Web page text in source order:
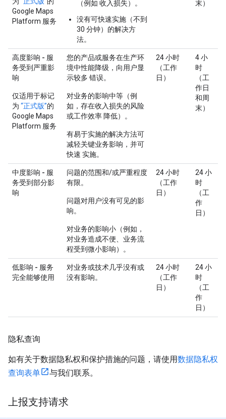
Google Maps
Platform 服务
（例如 收入损失）。
没有可快速实施（不到
30 分钟）的解决方
法。
末）
高度影响 - 服
务受到严重影
响
仅适用于标记
为 “正式版”的
Google Maps
Platform 服务
您的产品或服务在生产环
境中性能降级，向用户显
示较多 错误。
对业务的影响中等（例
如，存在收入损失的风险
或工作效率 降低）。
有易于实施的解决方法可
减轻关键业务影响，并可
快速 实施。
24 小时
（工作
日）
4 小
时
（工
作日
和周
末）
中度影响 - 服
务受到部分影
响
问题的范围和/或严重程度
有限。
问题对用户没有可见的影
响。
对业务的影响小（例如，
对业务造成不便、业务流
程受到微小影响）。
24 小时
（工作
日）
24 小
时
（工
作
日）
低影响 - 服务
完全能够使用
对业务或技术几乎没有或
没有影响。
24 小时
（工作
日）
24 小
时
（工
作
日）
隐私查询
如有关于数据隐私权和保护措施的问题，请使用数据隐私权
查询表单
与我们联系。
上报支持请求